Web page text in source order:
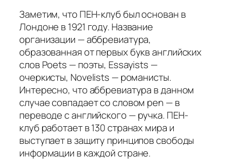
Заметим, что ПЕН-клуб был основан в
Лондоне в 1921 году. Название
организации — аббревиатура,
образованная от первых букв английских
слов Poets — поэты, Essayists —
очеркисты, Novelists — романисты.
Интересно, что аббревиатура в данном
случае совпадает со словом pen — в
переводе с английского —ручка. ПЕН-
клуб работает в 130 странах мира и
выступает в защиту принципов свободы
информации в каждой стране.